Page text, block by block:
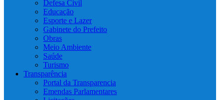
Defesa Civil
Educação
Esporte e Lazer
Gabinete do Prefeito
Obras
Meio Ambiente
Saúde
Turismo
Transparência
Portal da Transparencia
Emendas Parlamentares